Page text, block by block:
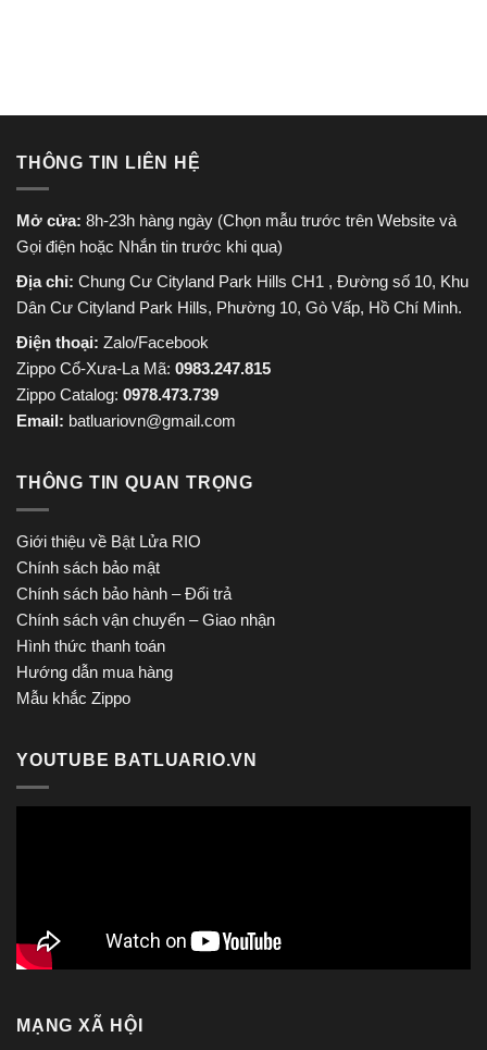
THÔNG TIN LIÊN HỆ
Mở cửa: 8h-23h hàng ngày (Chọn mẫu trước trên Website và
Gọi điện hoặc Nhắn tin trước khi qua)
Địa chỉ: Chung Cư Cityland Park Hills CH1 , Đường số 10, Khu
Dân Cư Cityland Park Hills, Phường 10, Gò Vấp, Hồ Chí Minh.
Điện thoại: Zalo/Facebook
Zippo Cổ-Xưa-La Mã: 0983.247.815
Zippo Catalog: 0978.473.739
Email: batluariovn@gmail.com
THÔNG TIN QUAN TRỌNG
Giới thiệu về Bật Lửa RIO
Chính sách bảo mật
Chính sách bảo hành – Đổi trả
Chính sách vận chuyển – Giao nhận
Hình thức thanh toán
Hướng dẫn mua hàng
Mẫu khắc Zippo
YOUTUBE BATLUARIO.VN
MẠNG XÃ HỘI